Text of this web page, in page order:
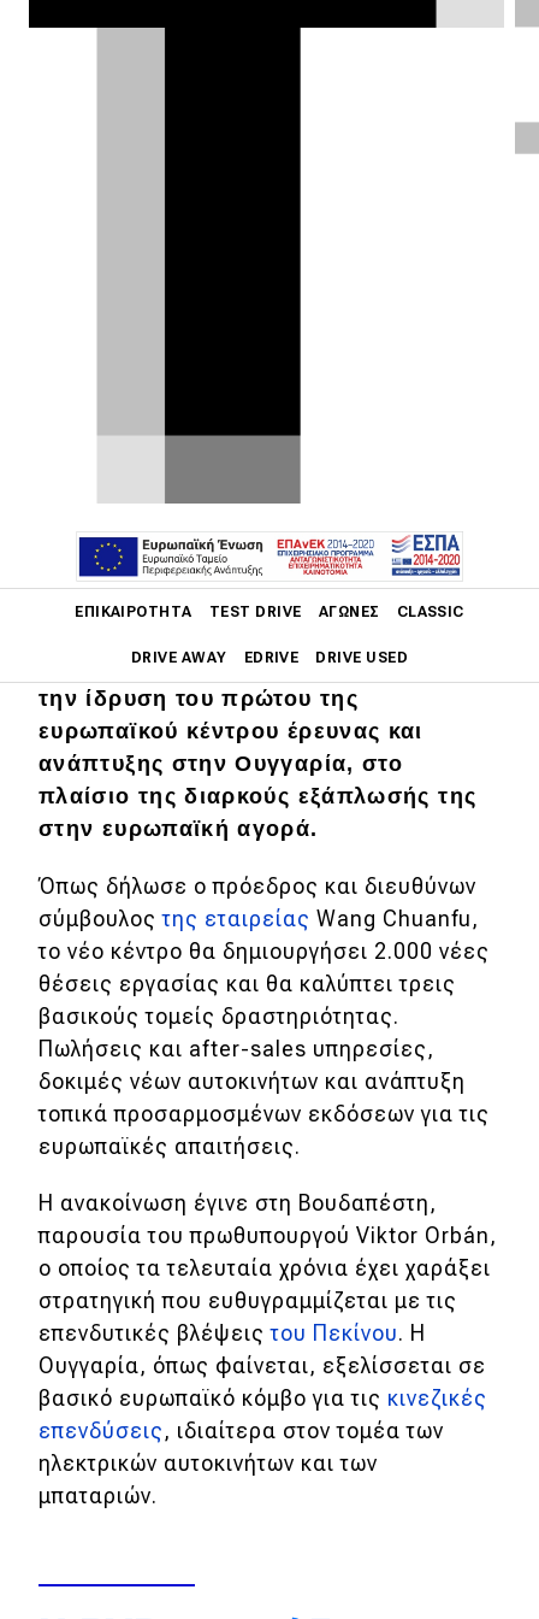
ΕΠΙΚΑΙΡΌΤΗΤΑ TEST DRIVE ΑΓΏΝΕΣ CLASSIC
DRIVE AWAY EDRIVE DRIVE USED
Main navigation
Επικαιρότητα
Νέα μοντέλα
Πρωτότυπα
Ελλάδα
Κόσμος
Τεχνολογία
Ασφάλεια
Αγορά
Απόψεις
Test Drive
Δοκιμή
Αποστολή
Συγκρίνουμε
Αγώνες
Formula 1
Motorsport
σε πυλώνα της BYD στην ΕΕ;
Η BYD, μία από τις μεγαλύτερες
αυτοκινήτων στον κόσμο, ανακοίνωσε
την ίδρυση του πρώτου της
ευρωπαϊκού κέντρου έρευνας και
ανάπτυξης στην Ουγγαρία, στο
πλαίσιο της διαρκούς εξάπλωσής της
στην ευρωπαϊκή αγορά.
Όπως δήλωσε ο πρόεδρος και διευθύνων
σύμβουλοςτης εταιρείας Wang Chuanfu,
το νέο κέντρο θα δημιουργήσει 2.000 νέες
θέσεις εργασίας και θα καλύπτει τρεις
βασικούς τομείς δραστηριότητας.
Πωλήσεις και after-sales υπηρεσίες,
δοκιμές νέων αυτοκινήτων και ανάπτυξη
τοπικά προσαρμοσμένων εκδόσεων για τις
ευρωπαϊκές απαιτήσεις.
Η ανακοίνωση έγινε στη Βουδαπέστη,
παρουσία του πρωθυπουργού Viktor Orbán,
ο οποίος τα τελευταία χρόνια έχει χαράξει
στρατηγική που ευθυγραμμίζεται με τις
επενδυτικές βλέψειςτου Πεκίνου. Η
Ουγγαρία, όπως φαίνεται, εξελίσσεται σε
βασικό ευρωπαϊκό κόμβο για τις κινεζικές
επενδύσεις, ιδιαίτερα στον τομέα των
ηλεκτρικών αυτοκινήτων και των
μπαταριών.